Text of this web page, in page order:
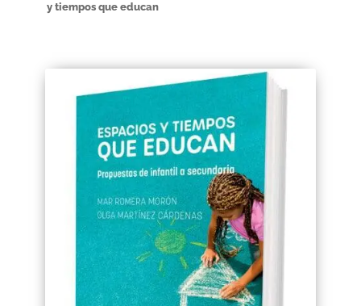
¡Bienvenido al apartado para profesores!
ART FRIDAY 2025
Artículos del blog
Black Friday 2025
y tiempos que educan